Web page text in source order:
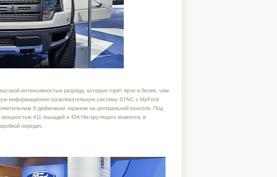
интенсивностью разряда, которые горят ярче и белее, чем
информационно-развлекательную систему SYNC с MyFord
8-дюймовым экраном на центральной консоли. Под
мощностью 411 лошадей и 434 Нм крутящего момента, в
передач.